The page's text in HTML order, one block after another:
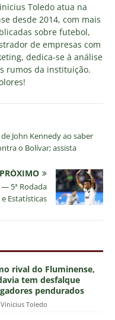
Toledo atua na
desde 2014, com mais
sobre futebol,
de empresas com
dedica-se à análise
rumos da instituição.
John Kennedy ao saber
o Bolívar; assista
PRÓXIMO
5ª Rodada
Estatísticas
rival do Fluminense,
tem desfalque
pendurados
Vinicius Toledo